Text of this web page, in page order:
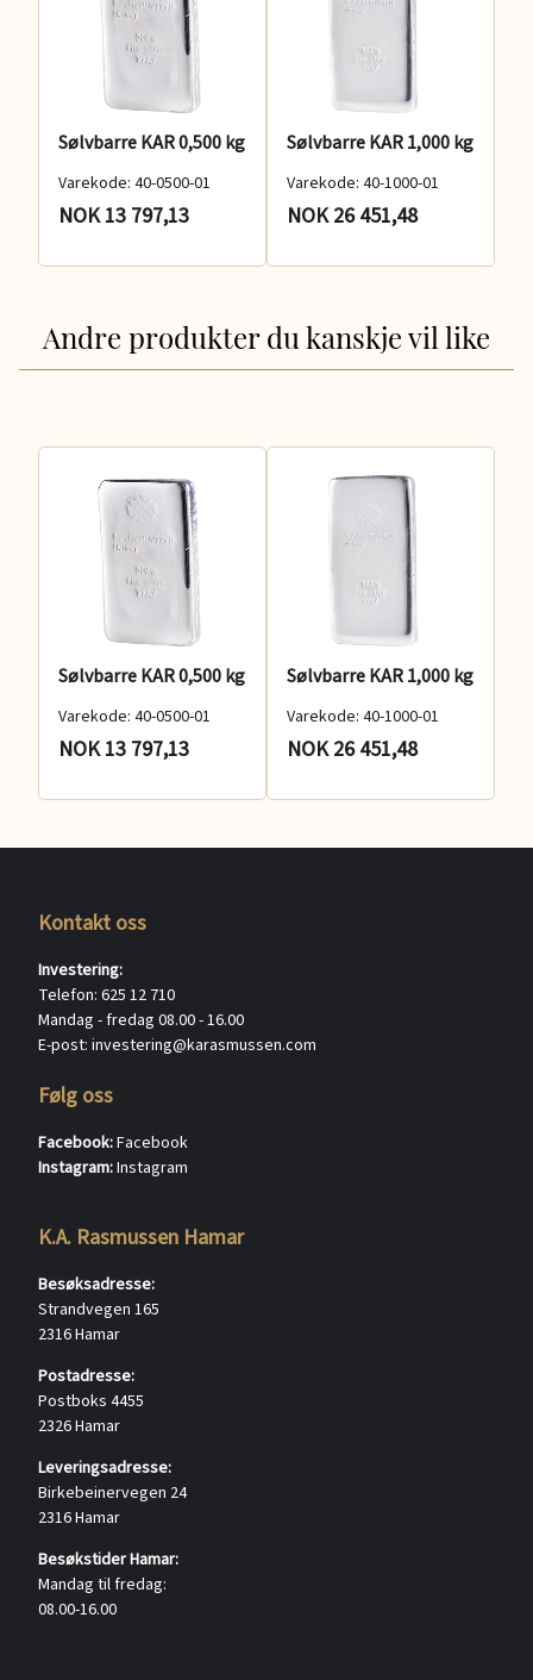
Sølvbarre KAR 0,500 kg
Varekode: 40-0500-01
NOK 13 797,13
Sølvbarre KAR 1,000 kg
Varekode: 40-1000-01
NOK 26 451,48
Andre produkter du kanskje vil like
Sølvbarre KAR 0,500 kg
Varekode: 40-0500-01
NOK 13 797,13
Sølvbarre KAR 1,000 kg
Varekode: 40-1000-01
NOK 26 451,48
Kontakt oss
Investering:
Telefon: 625 12 710
Mandag - fredag 08.00 - 16.00
E-post: investering@karasmussen.com
Følg oss
Facebook:Facebook
Instagram:Instagram
K.A. Rasmussen Hamar
Besøksadresse:
Strandvegen 165
2316 Hamar
Postadresse:
Postboks 4455
2326 Hamar
Leveringsadresse:
Birkebeinervegen 24
2316 Hamar
Besøkstider Hamar:
Mandag til fredag:
08.00-16.00